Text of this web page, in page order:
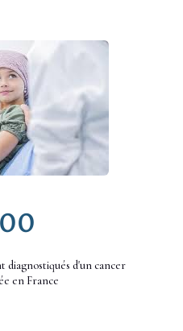
diagnostiqués d'un cancer
en France